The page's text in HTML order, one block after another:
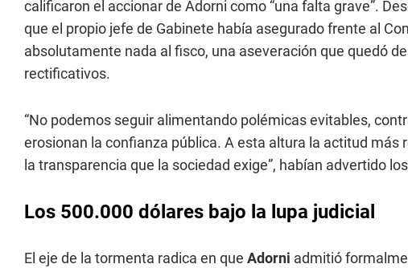
calificaron el accionar de Adorni como “una falta grave”.
que el propio jefe de Gabinete había asegurado frente al
absolutamente nada al fisco, una aseveración que quedó
rectificativos.
“No podemos seguir alimentando polémicas evitables,
erosionan la confianza pública. A esta altura la actitud más
la transparencia que la sociedad exige”, habían advertido
Los 500.000 dólares bajo la lupa judicial
El eje de la tormenta radica en que Adorni admitió